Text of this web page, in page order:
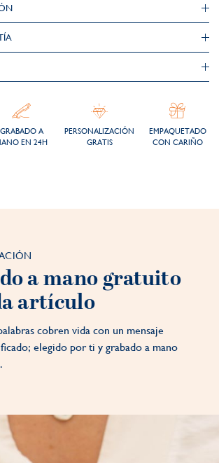
GRABADO A
EN 24H
PERSONALIZACIÓN
GRATIS
EMPAQUETADO
CON CARIÑO
a mano gratuito
artículo
cobren vida con un mensaje
elegido por ti y grabado a mano